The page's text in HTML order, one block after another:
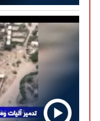
تدمير آليات